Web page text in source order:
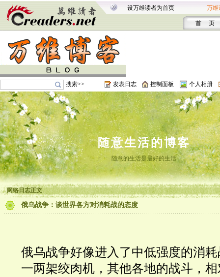
设万维读者为首页 万维
首 页
搜索>> 发表日志 控制面板 个人相册
随意生活的博客
随意的生活是最好的生活
网络日志正文
俄乌战争：谈世界各方对消耗战的态度
俄乌战争好像进入了中低强度的消
一两架绞肉机，其他各地的战斗，